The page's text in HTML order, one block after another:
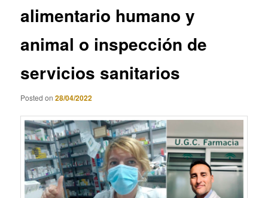
alimentario humano y
animal o inspección de
servicios sanitarios
Posted on28/04/2022